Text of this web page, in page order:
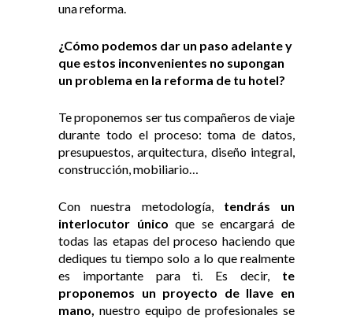
una reforma.
¿Cómo podemos dar un paso adelante y
que estos inconvenientes no supongan
un problema en la reforma de tu hotel?
Te proponemos ser tus compañeros de viaje
durante todo el proceso: toma de datos,
presupuestos, arquitectura, diseño integral,
construcción, mobiliario…
Con nuestra metodología, tendrás un
interlocutor único que se encargará de
todas las etapas del proceso haciendo que
dediques tu tiempo solo a lo que realmente
es importante para ti. Es decir, te
proponemos un proyecto de llave en
mano, nuestro equipo de profesionales se